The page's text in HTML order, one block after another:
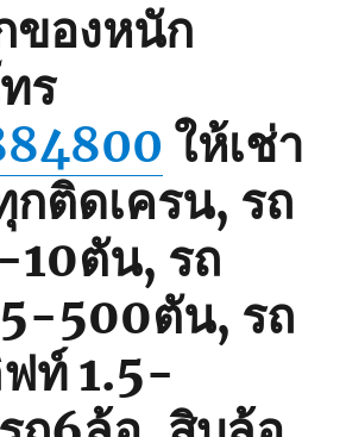
ของหนัก
ร
ให้เช่า
กติดเครน, รถ
10ตัน, รถ
500ตัน, รถ
ท์ 1.5-